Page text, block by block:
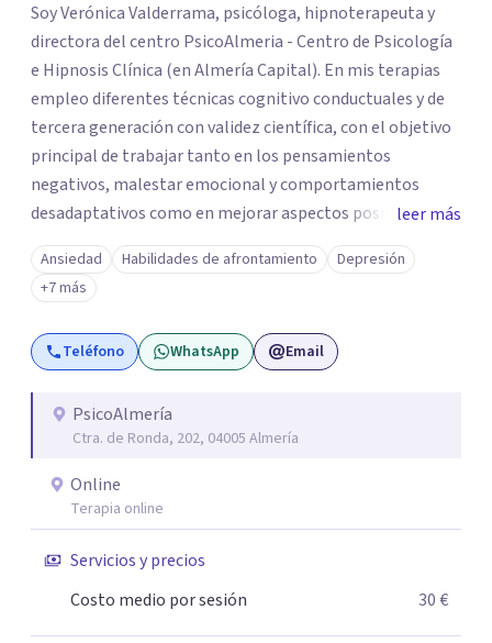
Soy Verónica Valderrama, psicóloga, hipnoterapeuta y
directora del centro PsicoAlmeria - Centro de Psicología
e Hipnosis Clínica (en Almería Capital). En mis terapias
empleo diferentes técnicas cognitivo conductuales y de
tercera generación con validez científica, con el objetivo
principal de trabajar tanto en los pensamientos
negativos, malestar emocional y comportamientos
desadaptativos como en mejorar aspectos positivos,
habilidades y desarrollo personal. ¡Tus objetivos son los
míos y juntos los alcanzaremos!. Mi objetivo principal es
que consigas el bienestar y equilibrio que buscas, siendo
consciente de que cada persona es diferente y por ello
inicialmente realizaremos una adecuada evaluación para
personalizado. Utilizo diferentes técnicas psicológicas
aunque mi especialidad es la hipnosis clínica, como
eficacia, reduciendo el tiempo de tratamiento y
consiguiendo cambios positivos desde la primera sesión.
¿Tienes dudas de cómo enfocaré tu problema o situación?
momento de dar el paso a una nueva etapa en tu vida.
leer más
Ansiedad Habilidades de afrontamiento
Depresión
+7 más
Teléfono WhatsApp Email
PsicoAlmería
Ctra. de Ronda, 202, 04005 Almería
Online
Terapia online
Servicios y precios
Costo medio por sesión
30 €